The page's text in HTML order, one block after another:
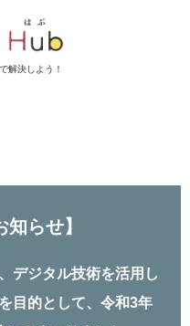
解決しよう！
らせ】
デジタル技術を活⽤し
⽬的として、令和3年